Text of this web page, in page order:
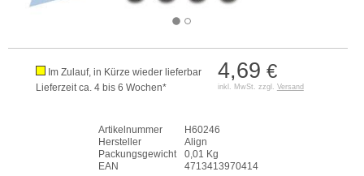
4,69 €
inkl. MwSt. zzgl. Versand
Im Zulauf, in Kürze wieder lieferbar
Lieferzeit ca. 4 bis 6 Wochen*
Artikelnummer
H60246
Hersteller
Align
Packungsgewicht
0,01 Kg
EAN
4713413970414